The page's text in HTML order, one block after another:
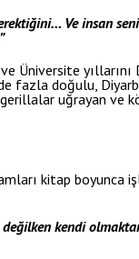
Ve insan
Üniversite yıllarını
fazla doğulu,
uğrayan ve
kitap boyunca
kendi